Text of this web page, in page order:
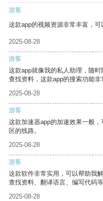
游客
这款app的视频资源非常丰富，可
2025-08-28
游客
这款app就像我的私人助理，随
查找资料，这款app的搜索功能非
2025-08-28
游客
这款加速器app的加速效果一般
区的线路。
2025-08-28
游客
这款软件非常实用，可以帮助我
查找资料、翻译语言、编写代码等
2025-08-28